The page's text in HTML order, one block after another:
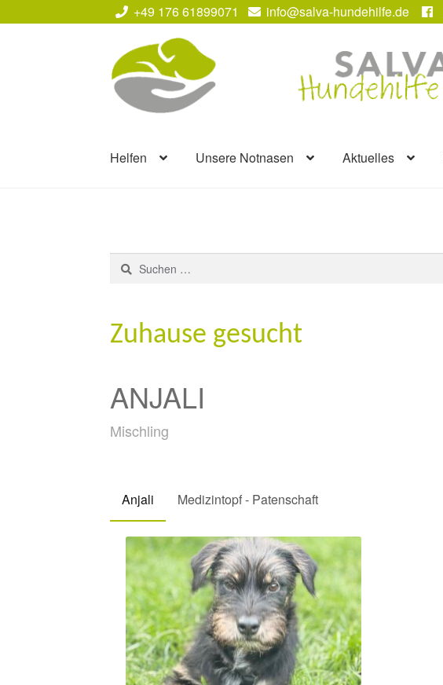
+49 176 61899071 info@salva-hundehilfe.de
Navigation
springen
Zum
Inhalt
springen
Helfen Unsere Notnasen Aktuelles
Suchen
nach:
Zuhause gesucht
ANJALI
Mischling
Anjali Medizintopf - Patenschaft